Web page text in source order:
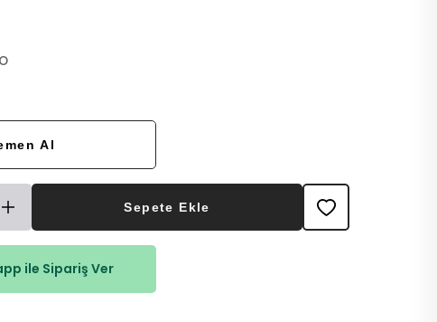
Al
Sepete Ekle
ile Sipariş Ver